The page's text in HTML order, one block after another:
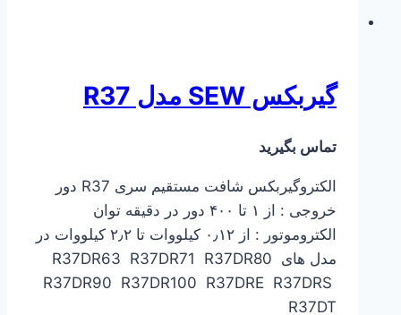
گیربکس SEW مدل R37
تماس بگیرید
الکتروگیربکس شافت مستقیم سری R37 دور
خروجی : از ۱ تا ۴۰۰ دور در دقیقه توان
الکتروموتور : از ۰٫۱۲ کیلووات تا ۲٫۲ کیلووات در
مدل های R37DR63 R37DR71 R37DR80
R37DR90 R37DR100 R37DRE R37DRS
R37DT